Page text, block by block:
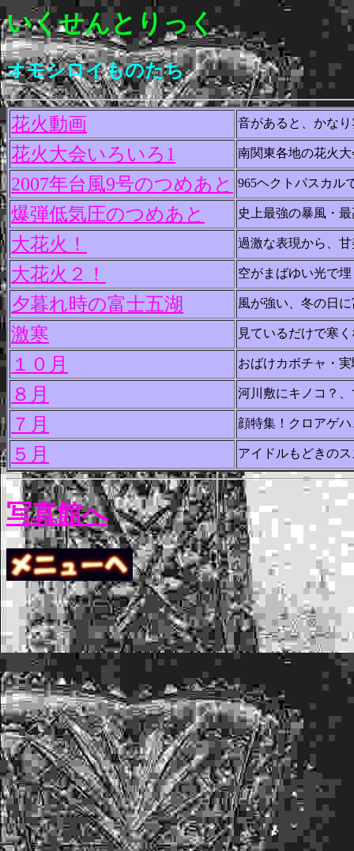
いくせんとりっく
オモシロイものたち
花火動画 音があると、かな
花火大会いろいろ1 南関東各地の花火大
2007年台風9号のつめあと 965ヘクトパスカル
爆弾低気圧のつめあと 史上最強の暴風・
大花火！ 過激な表現から、
大花火２！ 空がまばゆい光で
夕暮れ時の富士五湖 風が強い、冬の日
激寒 見ているだけで寒
１０月 おばけカボチャ・
８月 河川敷にキノコ？
７月 顔特集！クロアゲ
５月 アイドルもどきの
写真館へ